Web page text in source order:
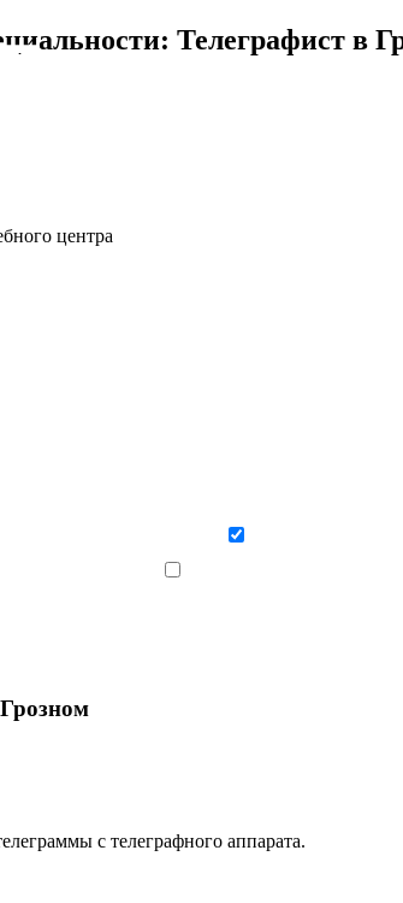
Телеграфист в
центра
с телеграфного аппарата.